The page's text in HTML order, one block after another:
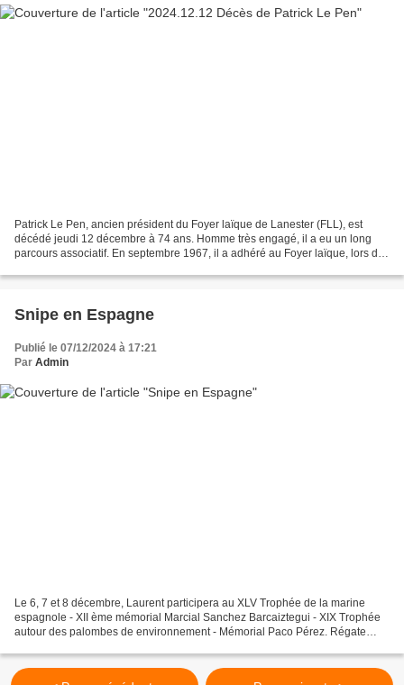
Patrick Le Pen, ancien président du Foyer laïque de Lanester (FLL), est
décédé jeudi 12 décembre à 74 ans. Homme très engagé, il a eu un long
parcours associatif. En septembre 1967, il a adhéré au Foyer laïque, lors de
Snipe en Espagne
Publié le 07/12/2024 à 17:21
Par Admin
Le 6, 7 et 8 décembre, Laurent participera au XLV Trophée de la marine
espagnole - XII ème mémorial Marcial Sanchez Barcaiztegui - XIX Trophée
autour des palombes de environnement - Mémorial Paco Pérez. Régate